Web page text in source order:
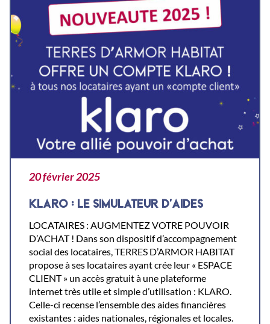
20 février 2025
KLARO : LE SIMULATEUR D’AIDES
LOCATAIRES : AUGMENTEZ VOTRE POUVOIR
D’ACHAT ! Dans son dispositif d’accompagnement
social des locataires, TERRES D’ARMOR HABITAT
propose à ses locataires ayant crée leur « ESPACE
CLIENT » un accès gratuit à une plateforme
internet très utile et simple d’utilisation : KLARO.
Celle-ci recense l’ensemble des aides financières
existantes : aides nationales, régionales et locales.